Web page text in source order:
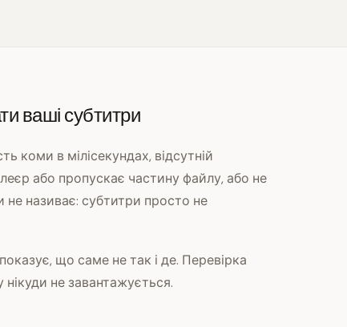
ваші субтитри
коми в мілісекундах, відсутній
або пропускає частину файлу, або не
не називає: субтитри просто не
що саме не так і де. Перевірка
не завантажується.